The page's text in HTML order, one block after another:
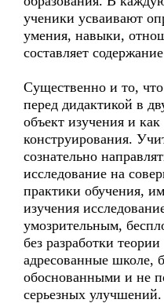
ученики усваивают
умения, навыки,
составляет
Существенно и то,
перед дидактикой в
объект изучения и
конструирования.
сознательно
исследование на
практики обучения,
изучения
умозрительным,
без разработки
адресованные школе,
обоснованными и не
серьезных улучшений.